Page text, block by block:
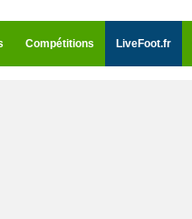
Compétitions LiveFoot.fr